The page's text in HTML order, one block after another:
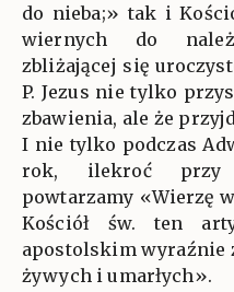
do nieba;» tak i
wiernych do
zbliżającej się
P. Jezus nie tylko
zbawienia, ale że
I nie tylko podczas
rok, ilekroć przy
powtarzamy «Wierzę
Kościół św. ten
apostolskim wyraźnie
żywych i umarłych».